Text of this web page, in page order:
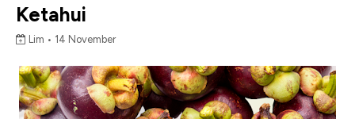
Ketahui
Lim • 14 November